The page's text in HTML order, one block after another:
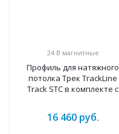
24 B магнитные
Профиль для натяжного
потолка Трек TrackLine
Track STC в комплекте с
ral9005 черный)
16 460руб.